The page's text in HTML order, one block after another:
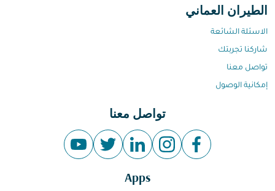
الطيران العماني
الاسئلة الشائعة
شاركنا تجربتك
تواصل معنا
إمكانية الوصول
تواصل معنا
Apps